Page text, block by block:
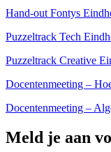
Hand-out Fontys
Puzzeltrack Tech
Puzzeltrack Creative
Docentenmeeting –
Docentenmeeting –
Meld je aan